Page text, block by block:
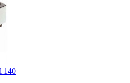
140